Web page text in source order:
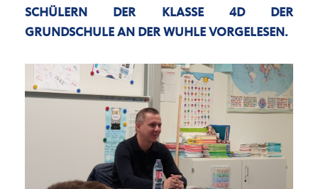
SCHÜLERN DER KLASSE 4D DER
GRUNDSCHULE AN DER WUHLE VORGELESEN.